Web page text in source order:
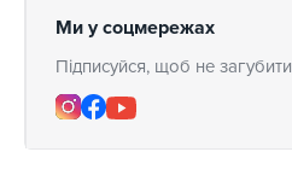
Ми у соцмережах
Підписуйся, щоб не загубити